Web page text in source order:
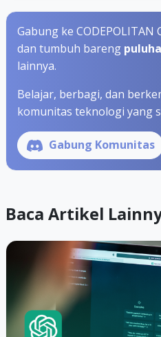
Gabung ke
dan tumbuh bareng
lainnya.
Belajar, berbagi, dan
komunitas teknologi yang
Gabung Komunitas
Baca Artikel